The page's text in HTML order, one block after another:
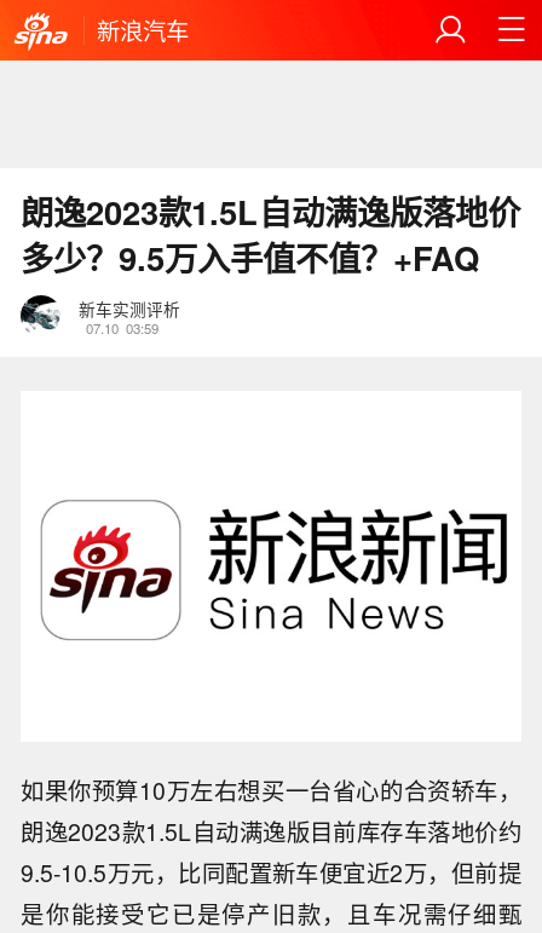
新浪汽车
朗逸2023款1.5L自动满逸版落地价
多少？9.5万入手值不值？+FAQ
新车实测评析
07.10 03:59
如果你预算10万左右想买一台省心的合资轿车，
朗逸2023款1.5L自动满逸版目前库存车落地价约
9.5-10.5万元，比同配置新车便宜近2万，但前提
是你能接受它已是停产旧款，且车况需仔细甄